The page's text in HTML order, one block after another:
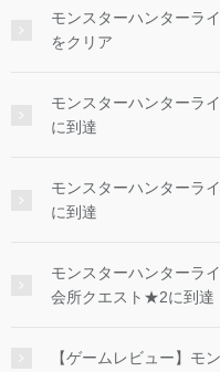
モンスターハンターラ
をクリア
モンスターハンターラ
に到達
モンスターハンターラ
に到達
モンスターハンターラ
会所クエスト★2に到達
【ゲームレビュー】モ